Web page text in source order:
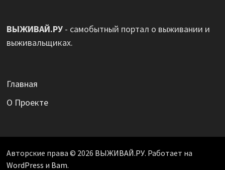
ВЫЖИВАЙ.РУ- самобытный портал о выживании и
выживальщиках.
Главная
О Проекте
Авторские права © 2026 ВЫЖИВАЙ.РУ. Работает на
WordPress и Bam.